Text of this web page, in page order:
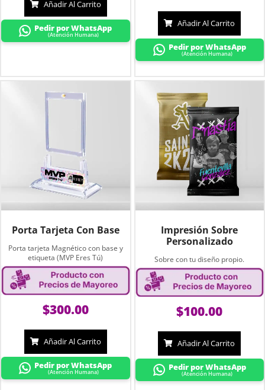
Añadir Al Carrito
Pedir por WhatsApp
(Atención Humana)
Añadir Al Carrito
Pedir por WhatsApp
(Atención Humana)
Porta Tarjeta Con Base
Porta tarjeta Magnético con base y
etiqueta (MVP Eres Tú)
$300.00
Añadir Al Carrito
Pedir por WhatsApp
(Atención Humana)
Impresión Sobre
Personalizado
Sobre con tu diseño propio.
$100.00
Añadir Al Carrito
Pedir por WhatsApp
(Atención Humana)